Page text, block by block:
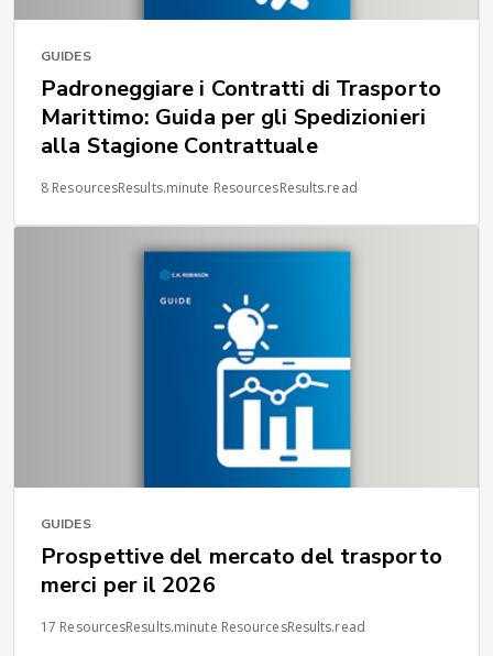
GUIDES
Padroneggiare i Contratti di Trasporto
Marittimo: Guida per gli Spedizionieri
alla Stagione Contrattuale
8 ResourcesResults.minute ResourcesResults.read
GUIDES
Prospettive del mercato del trasporto
merci per il 2026
17 ResourcesResults.minute ResourcesResults.read